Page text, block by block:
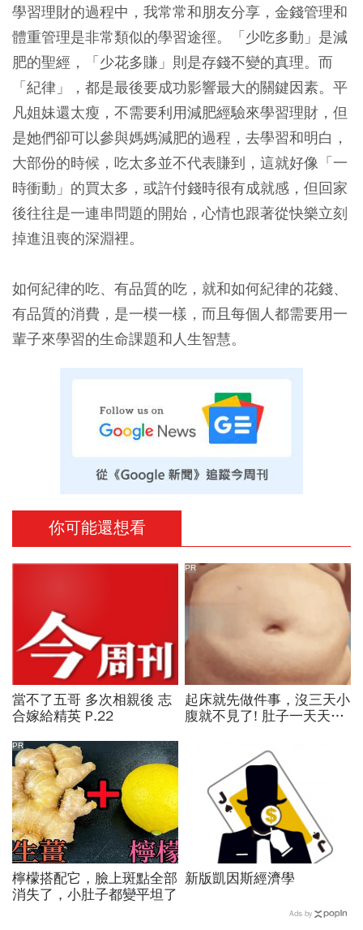
學習理財的過程中，我常常和朋友分享，金錢管理和
體重管理是非常類似的學習途徑。「少吃多動」是減
肥的聖經，「少花多賺」則是存錢不變的真理。而
「紀律」，都是最後要成功影響最大的關鍵因素。平
凡姐妹還太瘦，不需要利用減肥經驗來學習理財，但
是她們卻可以參與媽媽減肥的過程，去學習和明白，
大部份的時候，吃太多並不代表賺到，這就好像「一
時衝動」的買太多，或許付錢時很有成就感，但回家
後往往是一連串問題的開始，心情也跟著從快樂立刻
掉進沮喪的深淵裡。
如何紀律的吃、有品質的吃，就和如何紀律的花錢、
有品質的消費，是一模一樣，而且每個人都需要用一
輩子來學習的生命課題和人生智慧。
你可能還想看
當不了五哥 多次相親後 志
合嫁給精英 P.22
起床就先做件事，沒三天小
腹就不見了! 肚子一天天變
PR
檸檬搭配它，臉上斑點全部
消失了，小肚子都變平坦了
PR
新版凱因斯經濟學
Ads by